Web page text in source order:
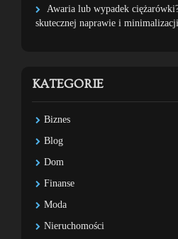
Awaria lub wypadek
skutecznej naprawie i
KATEGORIE
Biznes
Blog
Dom
Finanse
Moda
Nieruchomości